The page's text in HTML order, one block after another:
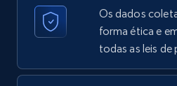
LinkedIn posts - Discover
company URL
URL, ID, User id, Use url,
text, Date posted, and more.
Os dados
forma ética e
todas as leis de